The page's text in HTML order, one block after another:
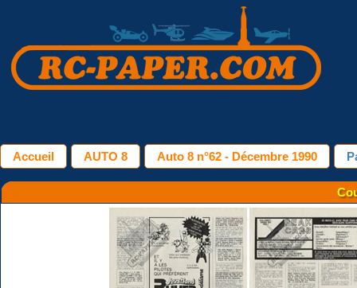
Accueil AUTO 8 Auto 8 n°62 - Décembre 1990